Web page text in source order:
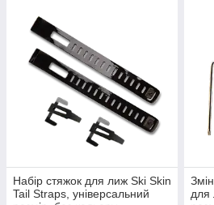
Набір стяжок для лиж Ski Skin
Tail Straps, універсальний
для